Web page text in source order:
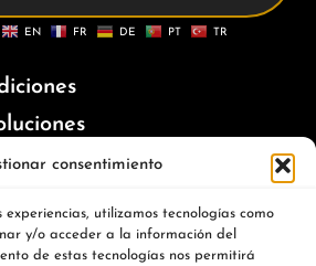
consentimiento
utilizamos tecnologías como
y/o acceder a la información del
de estas tecnologías nos permitirá
EN FR DE PT TR